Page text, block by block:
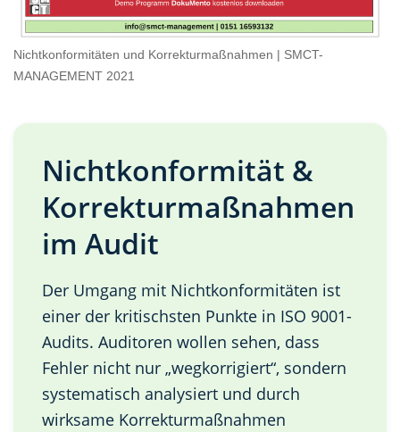
Nichtkonformitäten und Korrekturmaßnahmen | SMCT-
MANAGEMENT 2021
Nichtkonformität &
Korrekturmaßnahmen
im Audit
Der Umgang mit Nichtkonformitäten ist
einer der kritischsten Punkte in ISO 9001-
Audits. Auditoren wollen sehen, dass
Fehler nicht nur „wegkorrigiert“, sondern
systematisch analysiert und durch
wirksame Korrekturmaßnahmen